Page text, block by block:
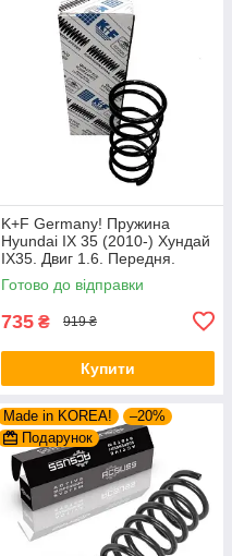
K+F Germany! Пружина
Hyundai IX 35 (2010-) Хундай
IX35. Двиг 1.6. Передня.
4037261 , RA3461 , 998967.
К+Ф Німеччина
Готово до відправки
735 ₴ 919 ₴
Купити
Made in KOREA!
–20%
Подарунок